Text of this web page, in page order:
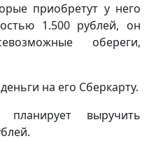
приобретут у него
1.500 рублей, он
обереги,
на его Сберкарту.
выручить